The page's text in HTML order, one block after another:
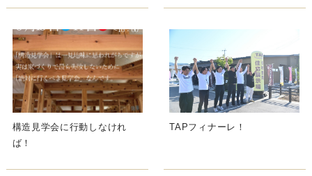
構造見学会に行動しなけれ
ば！
TAPフィナーレ！